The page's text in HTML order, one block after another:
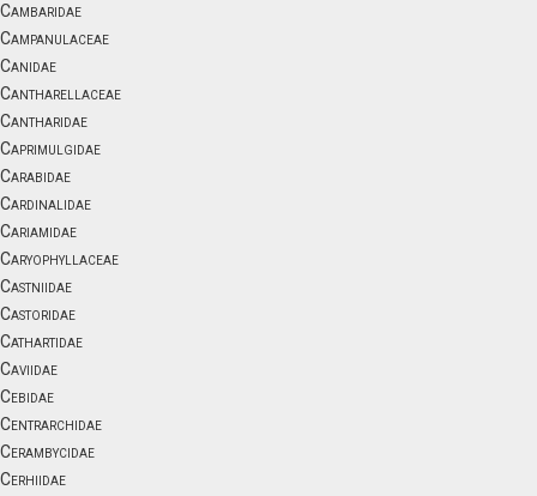
Cambaridae
Campanulaceae
Canidae
Cantharellaceae
Cantharidae
Caprimulgidae
Carabidae
Cardinalidae
Cariamidae
Caryophyllaceae
Castniidae
Castoridae
Cathartidae
Caviidae
Cebidae
Centrarchidae
Cerambycidae
Cerhiidae